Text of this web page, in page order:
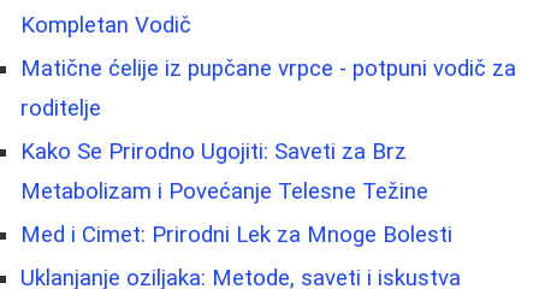
Kompletan Vodič
Matične ćelije iz pupčane vrpce - potpuni vodič za
roditelje
Kako Se Prirodno Ugojiti: Saveti za Brz
Metabolizam i Povećanje Telesne Težine
Med i Cimet: Prirodni Lek za Mnoge Bolesti
Uklanjanje oziljaka: Metode, saveti i iskustva